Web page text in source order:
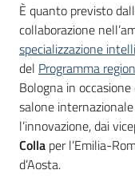
È quanto previsto
collaborazione
specializzazione
del Programma
Bologna in occasione
salone
l’innovazione, dai
Colla per l’Emilia-
d’Aosta.